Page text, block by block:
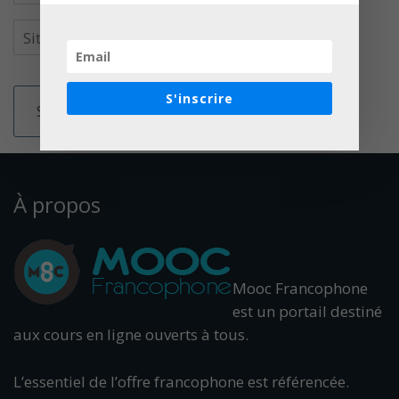
À propos
Mooc Francophone
est un portail destiné
aux cours en ligne ouverts à tous.
L’essentiel de l’offre francophone est référencée.
S'inscrire